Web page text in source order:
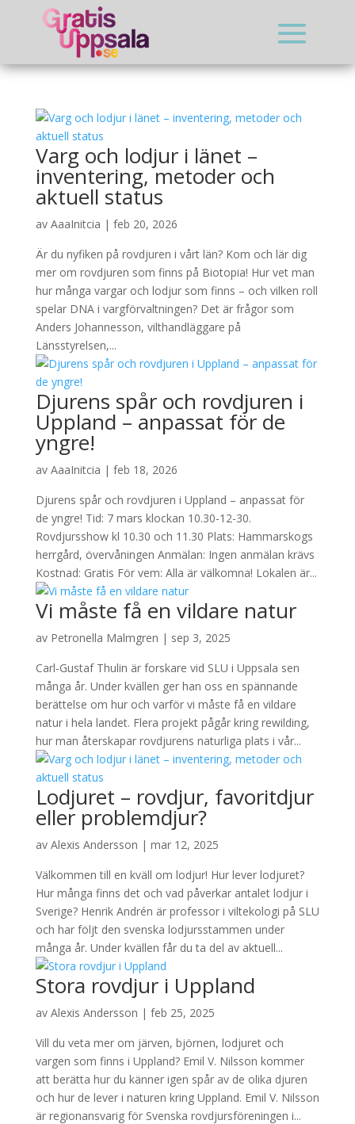
Varg och lodjur i länet –
inventering, metoder och
aktuell status
av AaaInitcia | feb 20, 2026
Är du nyfiken på rovdjuren i vårt län? Kom och lär dig
mer om rovdjuren som finns på Biotopia! Hur vet man
hur många vargar och lodjur som finns – och vilken roll
spelar DNA i vargförvaltningen? Det är frågor som
Anders Johannesson, vilthandläggare på
Länsstyrelsen,...
Djurens spår och rovdjuren i
Uppland – anpassat för de
yngre!
av AaaInitcia | feb 18, 2026
Djurens spår och rovdjuren i Uppland – anpassat för
de yngre! Tid: 7 mars klockan 10.30-12-30.
Rovdjursshow kl 10.30 och 11.30 Plats: Hammarskogs
herrgård, övervåningen Anmälan: Ingen anmälan krävs
Kostnad: Gratis För vem: Alla är välkomna! Lokalen är...
Vi måste få en vildare natur
av Petronella Malmgren | sep 3, 2025
Carl-Gustaf Thulin är forskare vid SLU i Uppsala sen
många år. Under kvällen ger han oss en spännande
berättelse om hur och varför vi måste få en vildare
natur i hela landet. Flera projekt pågår kring rewilding,
hur man återskapar rovdjurens naturliga plats i vår...
Lodjuret – rovdjur, favoritdjur
eller problemdjur?
av Alexis Andersson | mar 12, 2025
Välkommen till en kväll om lodjur! Hur lever lodjuret?
Hur många finns det och vad påverkar antalet lodjur i
Sverige? Henrik Andrén är professor i viltekologi på SLU
och har följt den svenska lodjursstammen under
många år. Under kvällen får du ta del av aktuell...
Stora rovdjur i Uppland
av Alexis Andersson | feb 25, 2025
Vill du veta mer om järven, björnen, lodjuret och
vargen som finns i Uppland? Emil V. Nilsson kommer
att berätta hur du känner igen spår av de olika djuren
och hur de lever i naturen kring Uppland. Emil V. Nilsson
är regionansvarig för Svenska rovdjursföreningen i...